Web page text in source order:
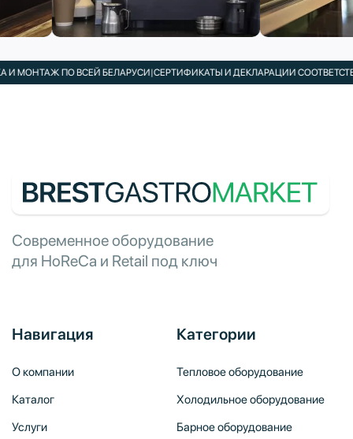
ПО ВСЕЙ БЕЛАРУСИ|СЕРТИФИКАТЫ И ДЕКЛАРАЦИИ СООТВЕТСТВИЯ
Современное оборудование
для HoReCa и Retail под ключ
Навигация
О компании
Каталог
Услуги
Категории
Тепловое оборудование
Холодильное оборудование
Барное оборудование